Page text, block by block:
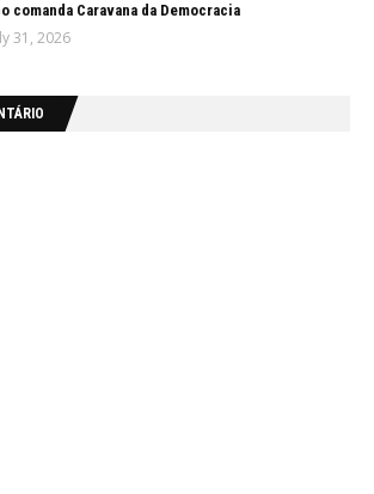
comanda Caravana da Democracia
31, 2026